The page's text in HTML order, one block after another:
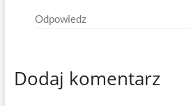
Odpowiedz
Dodaj komentarz